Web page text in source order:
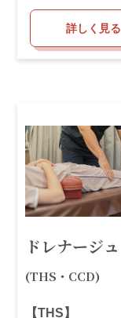
詳しく見る
ドレナージュ
(THS・CCD)
【THS】